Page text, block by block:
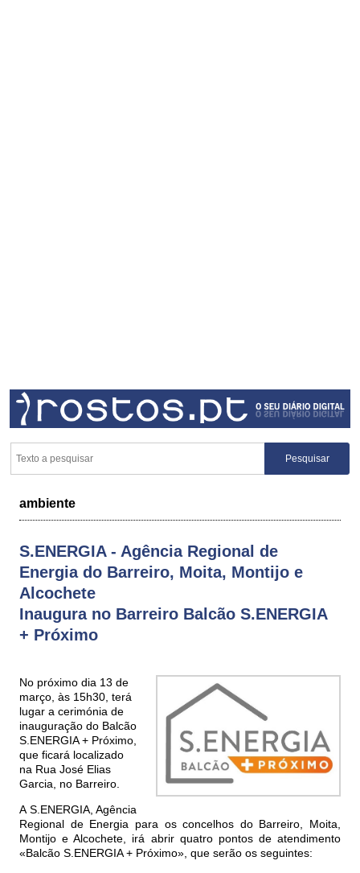
ambiente
S.ENERGIA - Agência Regional de
Energia do Barreiro, Moita, Montijo e
Alcochete
Inaugura no Barreiro Balcão S.ENERGIA
+ Próximo
No próximo dia 13 de
março, às 15h30, terá
lugar a cerimónia de
inauguração do Balcão
S.ENERGIA + Próximo,
que ficará localizado
na Rua José Elias
Garcia, no Barreiro.
A S.ENERGIA, Agência
Regional de Energia para os concelhos do Barreiro, Moita,
Montijo e Alcochete, irá abrir quatro pontos de atendimento
«Balcão S.ENERGIA + Próximo», que serão os seguintes: